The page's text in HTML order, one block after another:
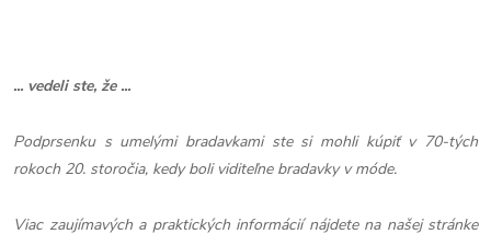
... vedeli ste, že ...
Podprsenku s umelými bradavkami ste si mohli kúpiť v 70-tých
rokoch 20. storočia, kedy boli viditeľne bradavky v móde.
Viac zaujímavých a praktických informácií nájdete na našej stránke